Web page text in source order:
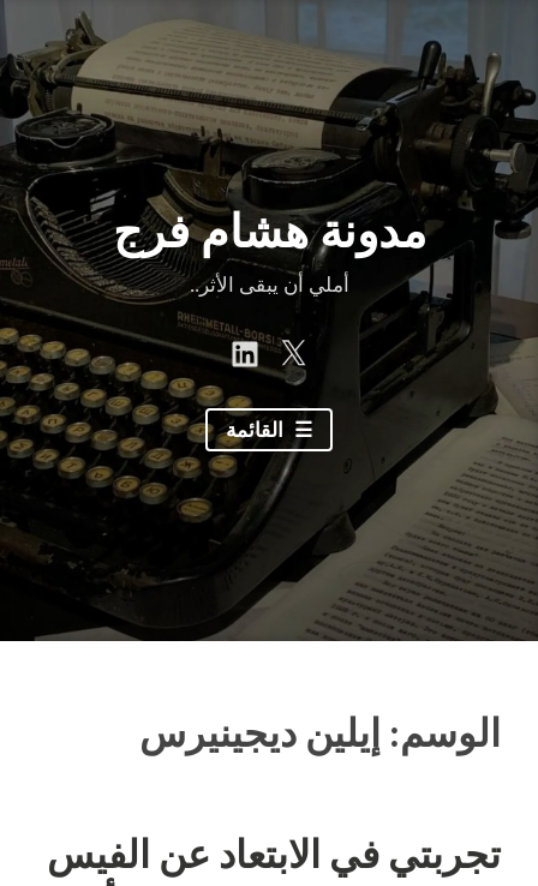
المحتوى
مدونة هشام فرج
أملي أن يبقى الأثر..
Twitter
linkedin
الوسم: إيلين ديجينيرس
تجربتي في الابتعاد عن الفيس